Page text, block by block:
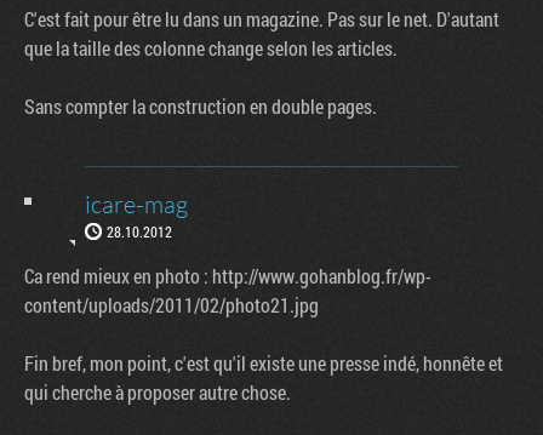
C'est fait pour être lu dans un magazine. Pas sur le net. D'autant
que la taille des colonne change selon les articles.
Sans compter la construction en double pages.
icare-mag
28.10.2012
Ca rend mieux en photo : http://www.gohanblog.fr/wp-
content/uploads/2011/02/photo21.jpg
Fin bref, mon point, c'est qu'il existe une presse indé, honnête et
qui cherche à proposer autre chose.